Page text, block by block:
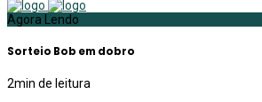
Agora Lendo
Sorteio Bob em dobro
2min de leitura